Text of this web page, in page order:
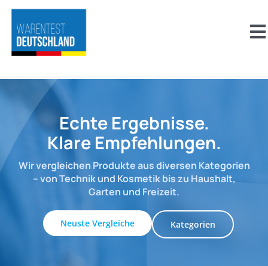
Zum
Inhalt
springen
Abnehmen
Beauty & Pflege
Familie & Kinder
Echte Ergebnisse.
Klare Empfehlungen.
Wir vergleichen Produkte aus diversen Kategorien
– von Technik und Kosmetik bis zu Haushalt,
Garten und Freizeit.
Neuste Vergleiche Kategorien